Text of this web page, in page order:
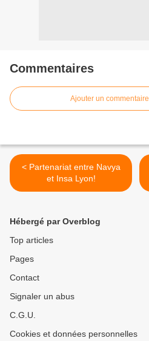
Commentaires
Ajouter un commentaire
< Partenariat entre Navya
et Insa Lyon!
Hébergé par Overblog
Top articles
Pages
Contact
Signaler un abus
C.G.U.
Cookies et données personnelles